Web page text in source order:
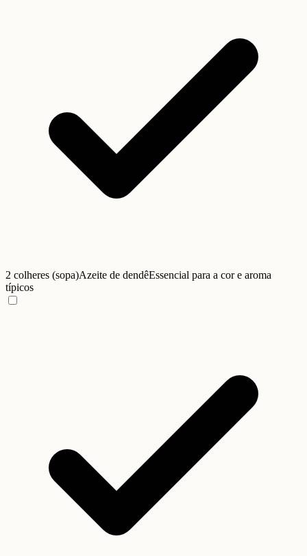
2 colheres (sopa)Azeite de dendêEssencial para a cor e aroma
típicos